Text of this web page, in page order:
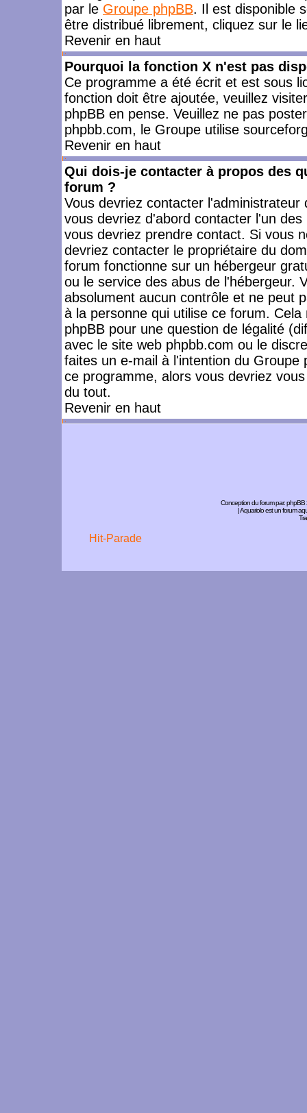
par le Groupe phpBB. Il est disponible
être distribué librement, cliquez sur le
Revenir en haut
Pourquoi la fonction X n'est pas
Ce programme a été écrit et est sous
fonction doit être ajoutée, veuillez
phpBB en pense. Veuillez ne pas
phpbb.com, le Groupe utilise
Revenir en haut
Qui dois-je contacter à propos des
forum ?
Vous devriez contacter
vous devriez d'abord contacter l'un
vous devriez prendre contact. Si vous
devriez contacter le propriétaire du
forum fonctionne sur un hébergeur
ou le service des abus de l'hébergeur.
absolument aucun contrôle et ne peut
à la personne qui utilise ce forum.
phpBB pour une question de légalité
avec le site web phpbb.com ou le
faites un e-mail à l'intention du
ce programme, alors vous devriez
du tout.
Revenir en haut
Conception du forum par:phpBB
| Aquariolo est un forum